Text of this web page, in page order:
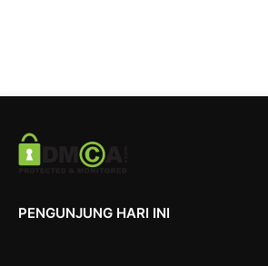
PENGUNJUNG HARI INI